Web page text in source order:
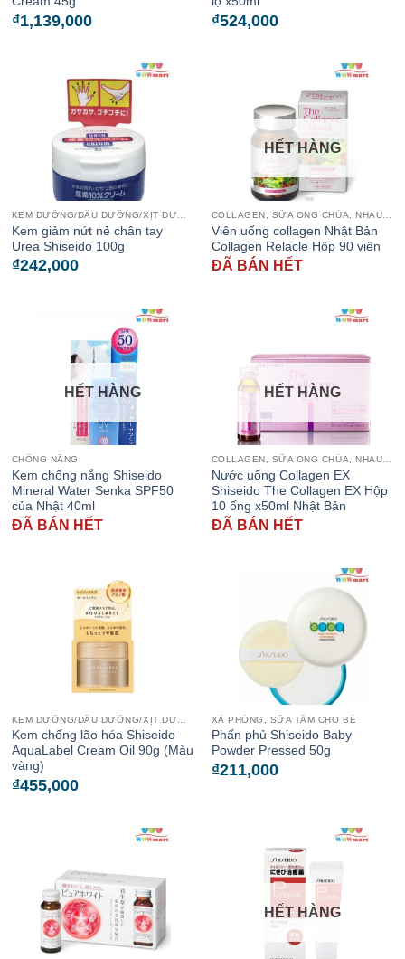
₫1,139,000 ₫524,000
Kem giảm nứt nẻ chân tay
Urea Shiseido 100g
₫242,000
HẾT HÀNG
Viên uống collagen Nhật Bản
Collagen Relacle Hộp 90 viên
ĐÃ BÁN HẾT
HẾT HÀNG
CHỐNG NẮNG
Kem chống nắng Shiseido
Mineral Water Senka SPF50
của Nhật 40ml
ĐÃ BÁN HẾT
HẾT HÀNG
COLLAGEN, SỮA ONG CHÚA, NHAU THAI CỪU
Nước uống Collagen EX
Shiseido The Collagen EX Hộp
10 ống x50ml Nhật Bản
ĐÃ BÁN HẾT
Kem chống lão hóa Shiseido
AquaLabel Cream Oil 90g (Màu
vàng)
₫455,000
XÀ PHÒNG, SỮA TẮM CHO BÉ
Phấn phủ Shiseido Baby
Powder Pressed 50g
₫211,000
HẾT HÀNG